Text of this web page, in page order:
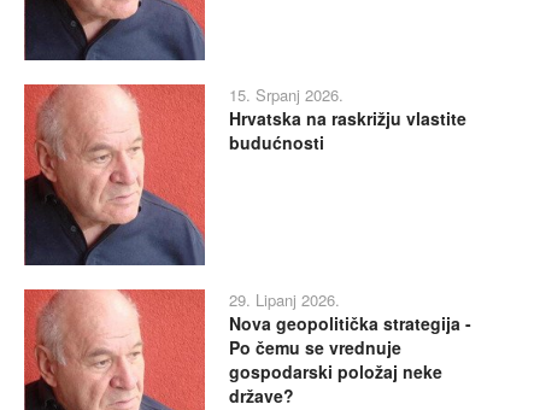
15. Srpanj 2026.
Hrvatska na raskrižju vlastite
budućnosti
29. Lipanj 2026.
Nova geopolitička strategija -
Po čemu se vrednuje
gospodarski položaj neke
države?